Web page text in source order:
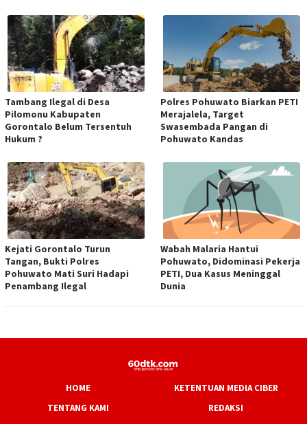
Tambang Ilegal di Desa
Pilomonu Kabupaten
Gorontalo Belum Tersentuh
Hukum ?
Polres Pohuwato Biarkan PETI
Merajalela, Target
Swasembada Pangan di
Pohuwato Kandas
Kejati Gorontalo Turun
Tangan, Bukti Polres
Pohuwato Mati Suri Hadapi
Penambang Ilegal
Wabah Malaria Hantui
Pohuwato, Didominasi Pekerja
PETI, Dua Kasus Meninggal
Dunia
HOME
KETENTUAN MEDIA CIBER
TENTANG KAMI
REDAKSI